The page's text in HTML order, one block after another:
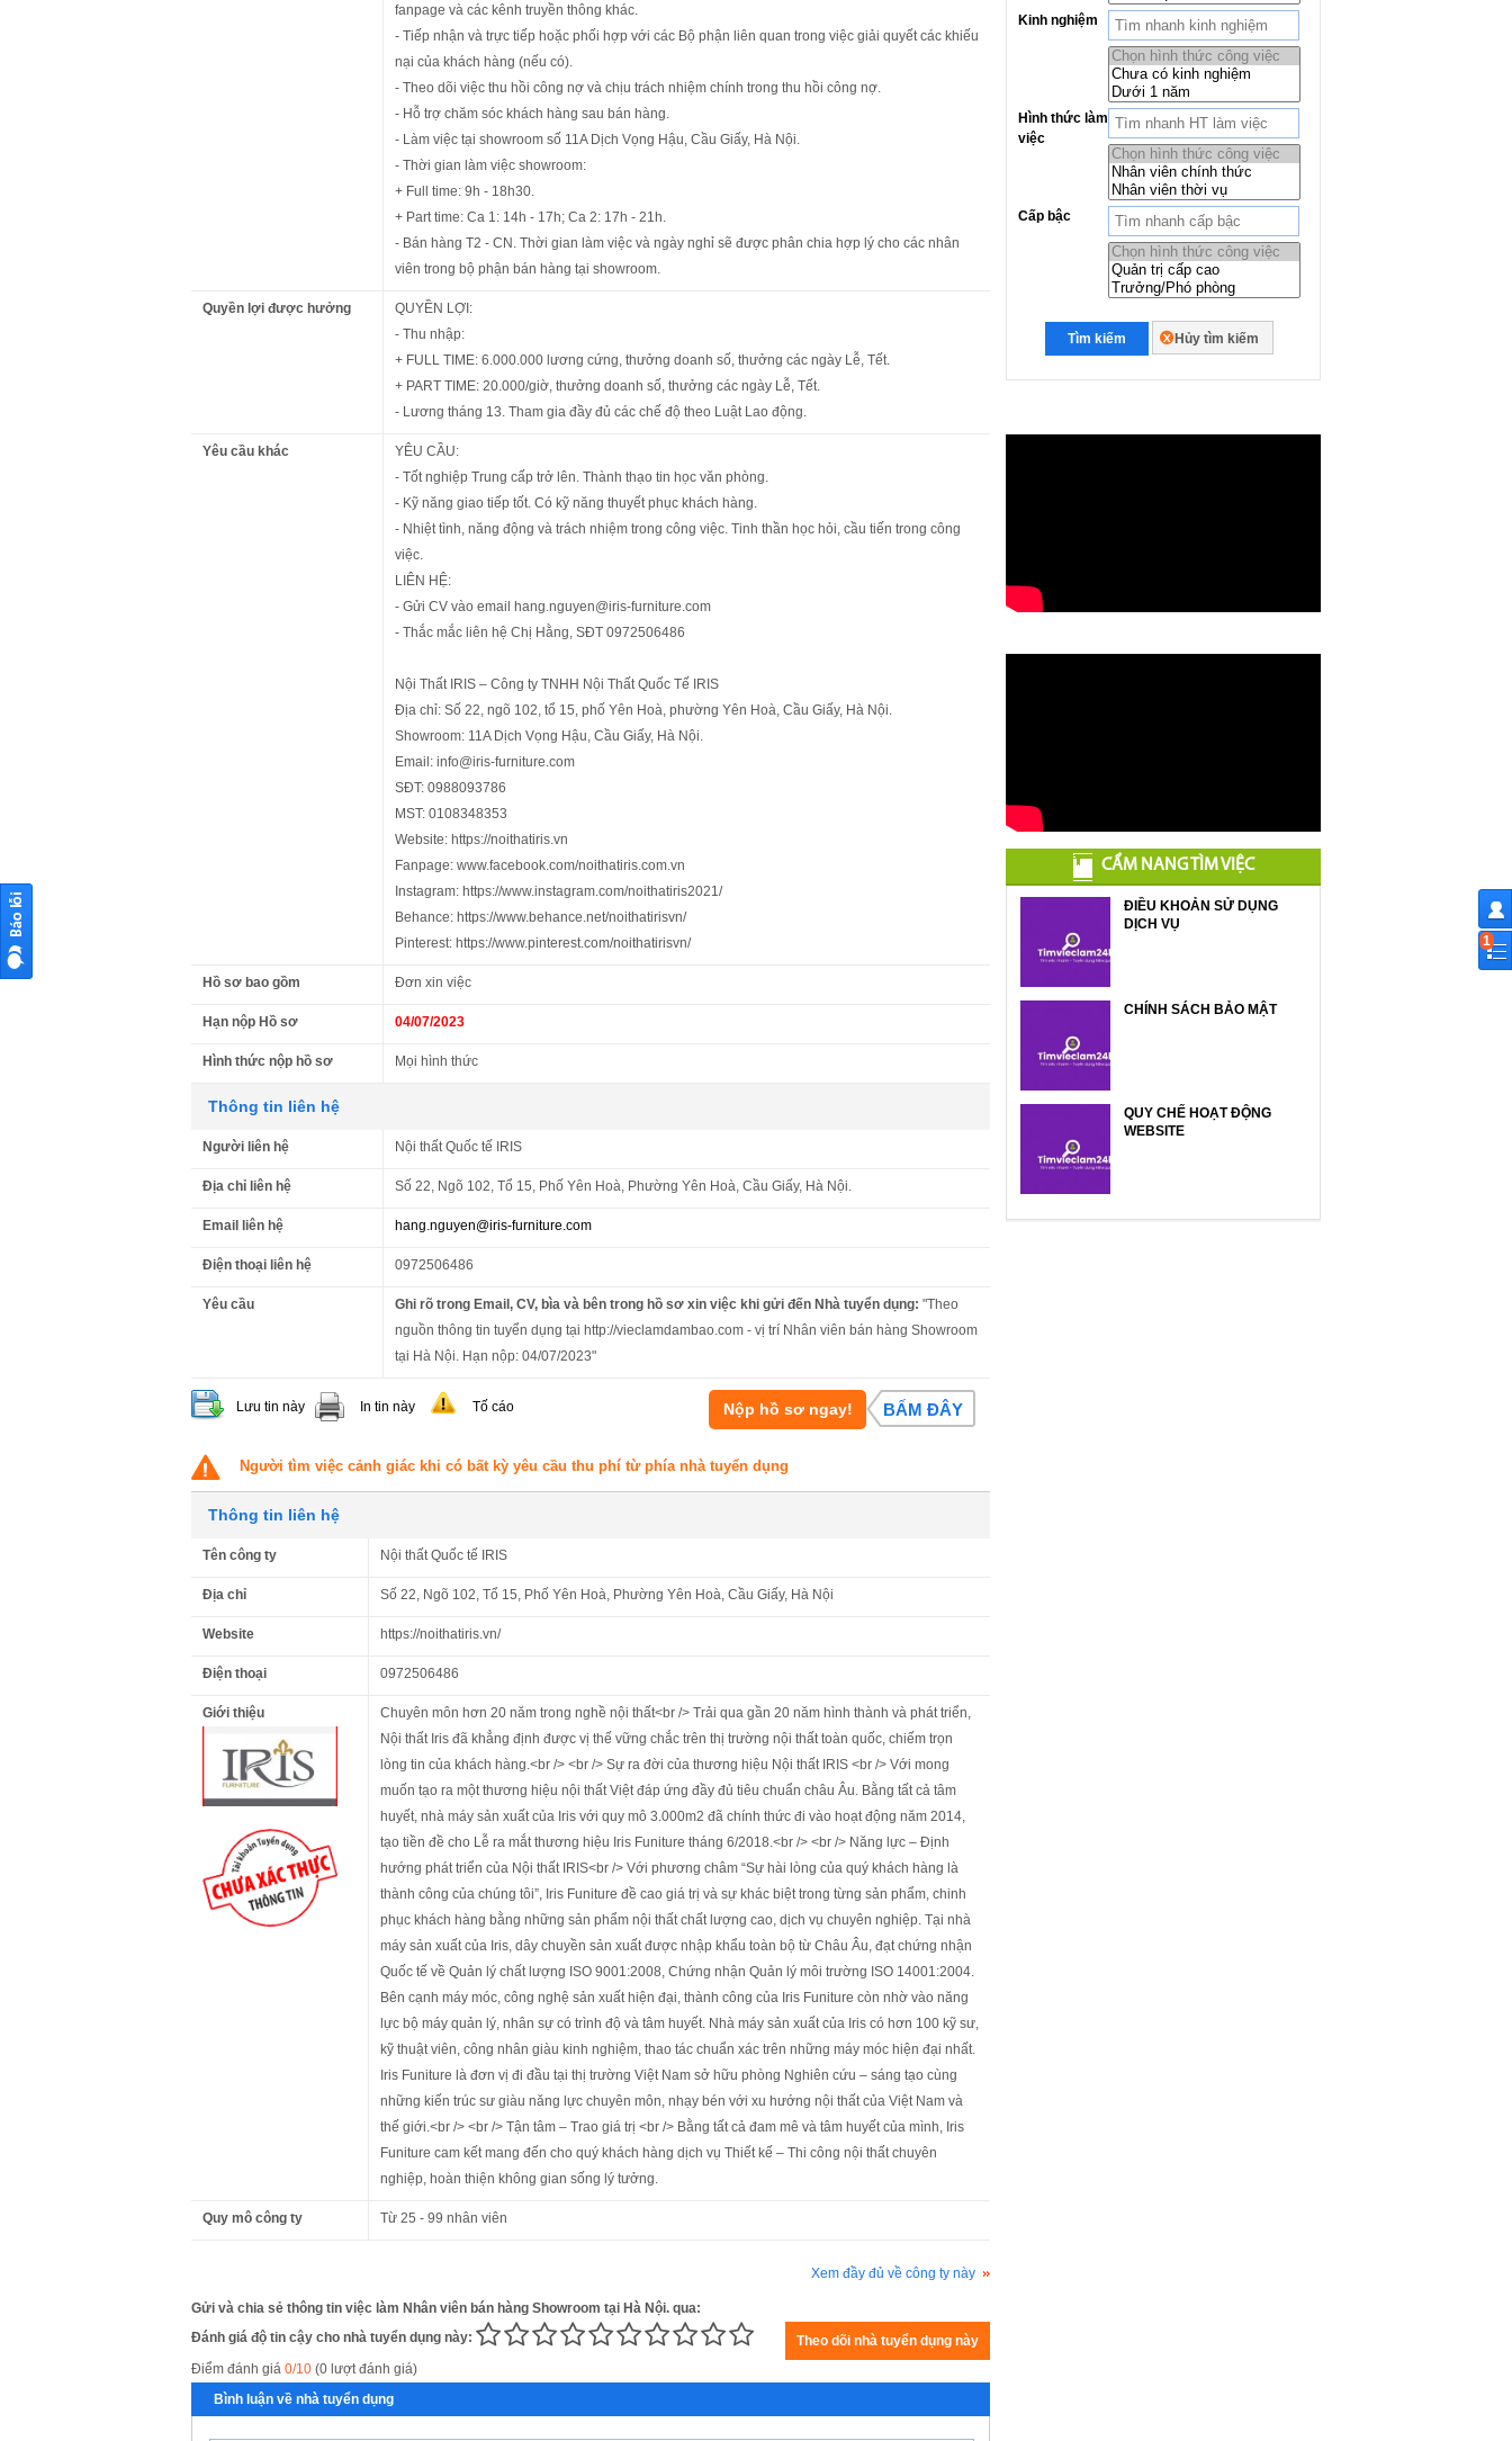
fanpage và các kênh truyền thông khác.
- Tiếp nhận và trực tiếp hoặc phối hợp với các Bộ phận liên quan trong việc giải quyết các khiếu
nại của khách hàng (nếu có).
- Theo dõi việc thu hồi công nợ và chịu trách nhiệm chính trong thu hồi công nợ.
- Hỗ trợ chăm sóc khách hàng sau bán hàng.
- Làm việc tại showroom số 11A Dịch Vọng Hậu, Cầu Giấy, Hà Nội.
- Thời gian làm việc showroom:
+ Full time: 9h - 18h30.
+ Part time: Ca 1: 14h - 17h; Ca 2: 17h - 21h.
- Bán hàng T2 - CN. Thời gian làm việc và ngày nghỉ sẽ được phân chia hợp lý cho các nhân
viên trong bộ phận bán hàng tại showroom.
Quyền lợi được hưởng
QUYỀN LỢI:
- Thu nhập:
+ FULL TIME: 6.000.000 lương cứng, thưởng doanh số, thưởng các ngày Lễ, Tết.
+ PART TIME: 20.000/giờ, thưởng doanh số, thưởng các ngày Lễ, Tết.
- Lương tháng 13. Tham gia đầy đủ các chế độ theo Luật Lao động.
Yêu cầu khác
YÊU CẦU:
- Tốt nghiệp Trung cấp trở lên. Thành thạo tin học văn phòng.
- Kỹ năng giao tiếp tốt. Có kỹ năng thuyết phục khách hàng.
- Nhiệt tình, năng động và trách nhiệm trong công việc. Tinh thần học hỏi, cầu tiến trong công
việc.
LIÊN HỆ:
- Gửi CV vào email hang.nguyen@iris-furniture.com
- Thắc mắc liên hệ Chị Hằng, SĐT 0972506486
Nội Thất IRIS – Công ty TNHH Nội Thất Quốc Tế IRIS
Địa chỉ: Số 22, ngõ 102, tổ 15, phố Yên Hoà, phường Yên Hoà, Cầu Giấy, Hà Nội.
Showroom: 11A Dịch Vọng Hậu, Cầu Giấy, Hà Nội.
Email: info@iris-furniture.com
SĐT: 0988093786
MST: 0108348353
Website: https://noithatiris.vn
Fanpage: www.facebook.com/noithatiris.com.vn
Instagram: https://www.instagram.com/noithatiris2021/
Behance: https://www.behance.net/noithatirisvn/
Pinterest: https://www.pinterest.com/noithatirisvn/
Hồ sơ bao gồm Đơn xin việc
Hạn nộp Hồ sơ 04/07/2023
Hình thức nộp hồ sơ Mọi hình thức
Thông tin liên hệ
Người liên hệ Nội thất Quốc tế IRIS
Địa chỉ liên hệ Số 22, Ngõ 102, Tổ 15, Phố Yên Hoà, Phường Yên Hoà, Cầu Giấy, Hà Nội.
Email liên hệ hang.nguyen@iris-furniture.com
Điện thoại liên hệ 0972506486
Yêu cầu Ghi rõ trong Email, CV, bìa và bên trong hồ sơ xin việc khi gửi đến Nhà tuyển dụng: "Theo
nguồn thông tin tuyển dụng tại http://vieclamdambao.com - vị trí Nhân viên bán hàng Showroom
tại Hà Nội. Hạn nộp: 04/07/2023"
Lưu tin này In tin này Tố cáo Nộp hồ sơ ngay! BẤM ĐÂY
Người tìm việc cảnh giác khi có bất kỳ yêu cầu thu phí từ phía nhà tuyển dụng
Thông tin liên hệ
Tên công ty Nội thất Quốc tế IRIS
Địa chỉ Số 22, Ngõ 102, Tổ 15, Phố Yên Hoà, Phường Yên Hoà, Cầu Giấy, Hà Nội
Website https://noithatiris.vn/
Điện thoại 0972506486
Giới thiệu
Chuyên môn hơn 20 năm trong nghề nội thất<br /> Trải qua gần 20 năm hình thành và phát triển,
Nội thất Iris đã khẳng định được vị thế vững chắc trên thị trường nội thất toàn quốc, chiếm trọn
lòng tin của khách hàng.<br /> <br /> Sự ra đời của thương hiệu Nội thất IRIS <br /> Với mong
muốn tạo ra một thương hiệu nội thất Việt đáp ứng đầy đủ tiêu chuẩn châu Âu. Bằng tất cả tâm
huyết, nhà máy sản xuất của Iris với quy mô 3.000m2 đã chính thức đi vào hoạt động năm 2014,
tạo tiền đề cho Lễ ra mắt thương hiệu Iris Funiture tháng 6/2018.<br /> <br /> Năng lực – Định
hướng phát triển của Nội thất IRIS<br /> Với phương châm “Sự hài lòng của quý khách hàng là
thành công của chúng tôi”, Iris Funiture đề cao giá trị và sự khác biệt trong từng sản phẩm, chinh
phục khách hàng bằng những sản phẩm nội thất chất lượng cao, dịch vụ chuyên nghiệp. Tại nhà
máy sản xuất của Iris, dây chuyền sản xuất được nhập khẩu toàn bộ từ Châu Âu, đạt chứng nhận
Quốc tế về Quản lý chất lượng ISO 9001:2008, Chứng nhận Quản lý môi trường ISO 14001:2004.
Bên cạnh máy móc, công nghệ sản xuất hiện đại, thành công của Iris Funiture còn nhờ vào năng
lực bộ máy quản lý, nhân sự có trình độ và tâm huyết. Nhà máy sản xuất của Iris có hơn 100 kỹ sư,
kỹ thuật viên, công nhân giàu kinh nghiệm, thao tác chuẩn xác trên những máy móc hiện đại nhất.
Iris Funiture là đơn vị đi đầu tại thị trường Việt Nam sở hữu phòng Nghiên cứu – sáng tạo cùng
những kiến trúc sư giàu năng lực chuyên môn, nhạy bén với xu hướng nội thất của Việt Nam và
thế giới.<br /> <br /> Tận tâm – Trao giá trị <br /> Bằng tất cả đam mê và tâm huyết của mình, Iris
Funiture cam kết mang đến cho quý khách hàng dịch vụ Thiết kế – Thi công nội thất chuyên
nghiệp, hoàn thiện không gian sống lý tưởng.
Quy mô công ty Từ 25 - 99 nhân viên
Xem đầy đủ về công ty này
Gửi và chia sẻ thông tin việc làm Nhân viên bán hàng Showroom tại Hà Nội. qua:
Đánh giá độ tin cậy cho nhà tuyển dụng này:
Điểm đánh giá 0/10 (0 lượt đánh giá)
Bình luận về nhà tuyển dụng
Kinh nghiệm
Hình thức làm
việc
Cấp bậc
Tìm kiếm Hủy tìm kiếm
CẨM NANG TÌM VIỆC
ĐIỀU KHOẢN SỬ DỤNG
DỊCH VỤ
CHÍNH SÁCH BẢO MẬT
QUY CHẾ HOẠT ĐỘNG
WEBSITE
1